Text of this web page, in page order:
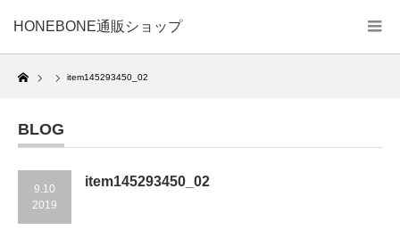
HONEBONE通販ショップ
Home
item145293450_02
BLOG
9.10
2019
item145293450_02